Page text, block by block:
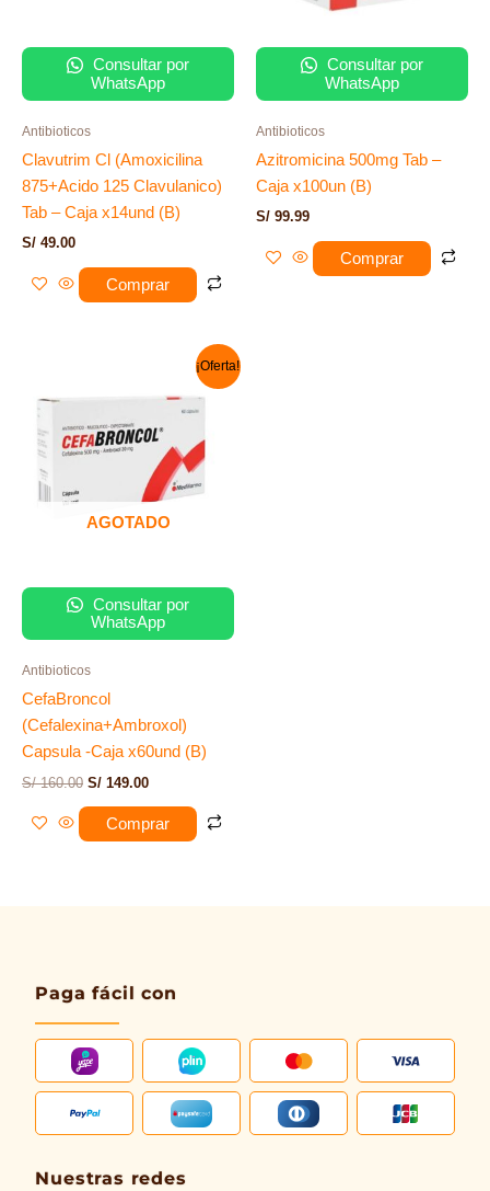
Consultar por
WhatsApp
Antibioticos
Clavutrim Cl (Amoxicilina
875+Acido 125 Clavulanico)
Tab – Caja x14und (B)
S/ 49.00
Comprar
Consultar por
WhatsApp
Antibioticos
Azitromicina 500mg Tab –
Caja x100un (B)
S/ 99.99
Comprar
¡Oferta!
AGOTADO
Consultar por
WhatsApp
Antibioticos
CefaBroncol
(Cefalexina+Ambroxol)
Capsula -Caja x60und (B)
S/160.00
S/ 160.00.
S/ 149.00
actual
S/ 149.00.
Comprar
Paga fácil con
Nuestras redes